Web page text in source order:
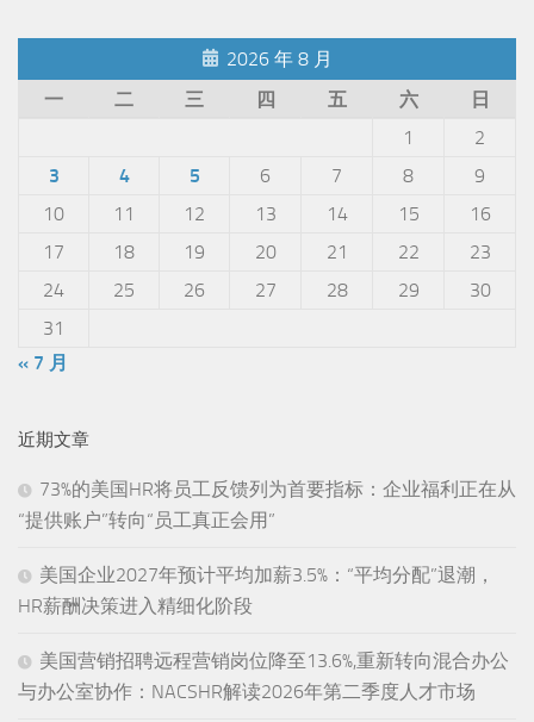
2026 年 8 月
一
二 三 四 五 六
日
1
2
3
4 5 6 7 8
9
10
11 12 13 14 15
16
17
18 19 20 21 22
23
24
25 26 27 28 29
30
31
« 7 月
近期文章
73%的美国HR将员工反馈列为首要指标：企业福利正在从
“提供账户”转向“员工真正会用”
美国企业2027年预计平均加薪3.5%：“平均分配”退潮，
HR薪酬决策进入精细化阶段
美国营销招聘远程营销岗位降至13.6%,重新转向混合办公
与办公室协作：NACSHR解读2026年第二季度人才市场